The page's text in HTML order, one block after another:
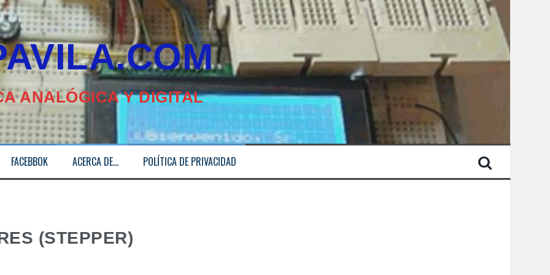
ANALÓGICA Y DIGITAL
FACEBBOK ACERCA DE… POLÍTICA DE PRIVACIDAD
(STEPPER)